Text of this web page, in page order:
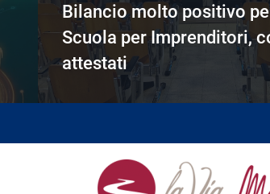
Bilancio molto positivo
Scuola per Imprenditori,
attestati